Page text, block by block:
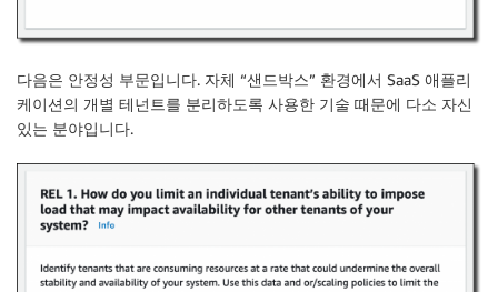
다음은 안정성 부문입니다. 자체 “샌드박스” 환경에서 SaaS 애플리
케이션의 개별 테넌트를 분리하도록 사용한 기술 때문에 다소 자신
있는 분야입니다.